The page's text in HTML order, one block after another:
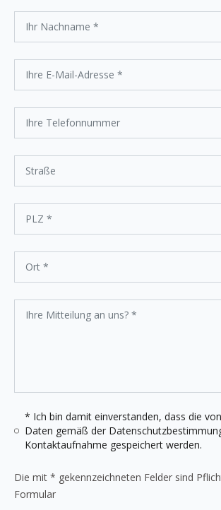
* Ich bin damit einverstanden, dass die
Daten gemäß der
Kontaktaufnahme gespeichert werden.
Die mit * gekennzeichneten Felder sind
Formular